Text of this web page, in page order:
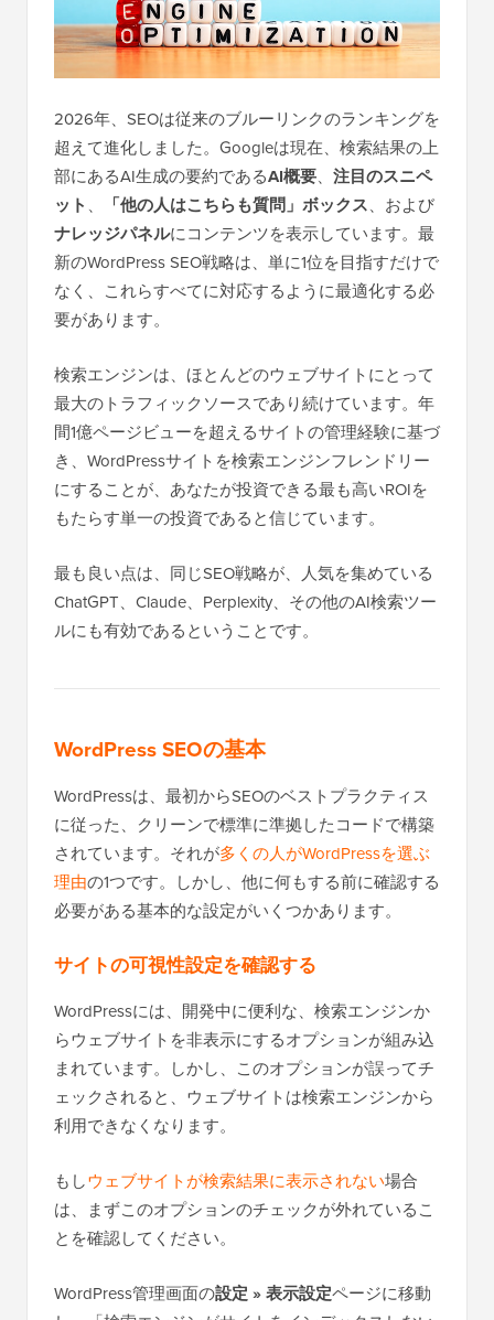
2026年、SEOは従来のブルーリンクのランキングを
超えて進化しました。Googleは現在、検索結果の上
部にあるAI生成の要約であるAI概要、 注目のスニペ
ット 、 「他の人はこちらも質問」ボックス、および
ナレッジパネルにコンテンツを表示しています。最
新のWordPress SEO戦略は、単に1位を目指すだけで
なく、これらすべてに対応するように最適化する必
要があります。
検索エンジンは、ほとんどのウェブサイトにとって
最大のトラフィックソースであり続けています。年
間1億ページビューを超えるサイトの管理経験に基づ
き、WordPressサイトを検索エンジンフレンドリー
にすることが、あなたが投資できる最も高いROIを
もたらす単一の投資であると信じています。
最も良い点は、同じSEO戦略が、人気を集めている
ChatGPT、Claude、Perplexity、その他のAI検索ツー
ルにも有効であるということです。
WordPress SEOの基本
WordPressは、最初からSEOのベストプラクティス
に従った、クリーンで標準に準拠したコードで構築
されています。それが多くの人がWordPressを選ぶ
理由の1つです。しかし、他に何もする前に確認する
必要がある基本的な設定がいくつかあります。
サイトの可視性設定を確認する
WordPressには、開発中に便利な、検索エンジンか
らウェブサイトを非表示にするオプションが組み込
まれています。しかし、このオプションが誤ってチ
ェックされると、ウェブサイトは検索エンジンから
利用できなくなります。
もしウェブサイトが検索結果に表示されない場合
は、まずこのオプションのチェックが外れているこ
とを確認してください。
WordPress管理画面の設定 » 表示設定ページに移動